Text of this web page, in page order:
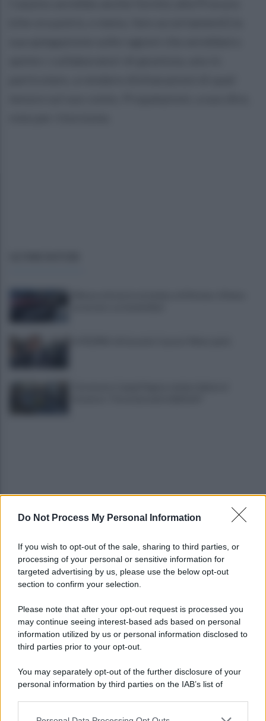
Do Not Process My Personal Information
If you wish to opt-out of the sale, sharing to third parties, or
processing of your personal or sensitive information for
targeted advertising by us, please use the below opt-out
section to confirm your selection.
Please note that after your opt-out request is processed you
may continue seeing interest-based ads based on personal
information utilized by us or personal information disclosed to
third parties prior to your opt-out.
You may separately opt-out of the further disclosure of your
personal information by third parties on the IAB’s list of
Napoli-Osasuna 2-1: gli azzurri vincono nel segno
Napoli - Osasuna: Allegri sceglie il 433. Out
Mctominay